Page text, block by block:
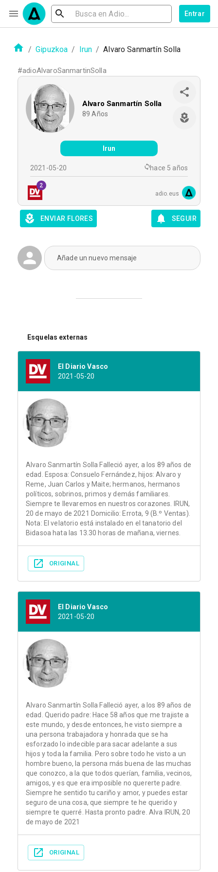
Entrar
/ Gipuzkoa / Irun / Alvaro Sanmartín Solla
#adioAlvaroSanmartinSolla
Alvaro Sanmartín Solla
89 Años
Irun
2021-05-20 hace 5 años
2
adio.eus
ENVIAR FLORES SEGUIR
Añade un nuevo mensaje
Esquelas externas
El Diario Vasco
2021-05-20
Alvaro Sanmartín Solla Falleció ayer, a los 89 años de
edad. Esposa: Consuelo Fernández, hijos: Alvaro y
Reme, Juan Carlos y Maite; hermanos, hermanos
políticos, sobrinos, primos y demás familiares.
Siempre te llevaremos en nuestros corazones. IRUN,
20 de mayo de 2021 Domicilio: Errota, 9 (B.º Ventas).
Nota: El velatorio está instalado en el tanatorio del
Bidasoa hata las 13.30 horas de mañana, viernes.
ORIGINAL
El Diario Vasco
2021-05-20
Alvaro Sanmartín Solla Falleció ayer, a los 89 años de
edad. Querido padre: Hace 58 años que me trajiste a
este mundo, y desde entonces, he visto siempre a
una persona trabajadora y honrada que se ha
esforzado lo indecible para sacar adelante a sus
hijos y toda la familia. Pero sobre todo he visto a un
hombre bueno, la persona más buena de las muchas
que conozco, a la que todos querían, familia, vecinos,
amigos, y es que era imposible no quererte padre.
Siempre he sentido tu cariño y amor, y puedes estar
seguro de una cosa, que siempre te he querido y
siempre te querré. Hasta pronto padre. Alva IRUN, 20
de mayo de 2021
ORIGINAL